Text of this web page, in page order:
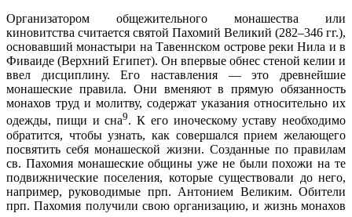
Организатором общежительного монашества или
киновитства считается святой Пахомий Великий (282–346 гг.),
основавший монастыри на Тавеннском острове реки Нила и в
Фиваиде (Верхний Египет). Он впервые обнес стеной келии и
ввел дисциплину. Его наставления — это древнейшие
монашеские правила. Они вменяют в прямую обязанность
монахов труд и молитву, содержат указания относительно их
одежды, пищи и сна9. К его иноческому уставу необходимо
обратится, чтобы узнать, как совершался прием желающего
посвятить себя монашеской жизни. Созданные по правилам
св. Пахомия монашеские общины уже не были похожи на те
подвижнические поселения, которые существовали до него,
например, руководимые прп. Антонием Великим. Обители
прп. Пахомия получили свою организацию, и жизнь монахов